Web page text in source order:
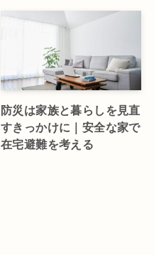
防災は家族と暮らしを見直
すきっかけに｜安全な家で
在宅避難を考える